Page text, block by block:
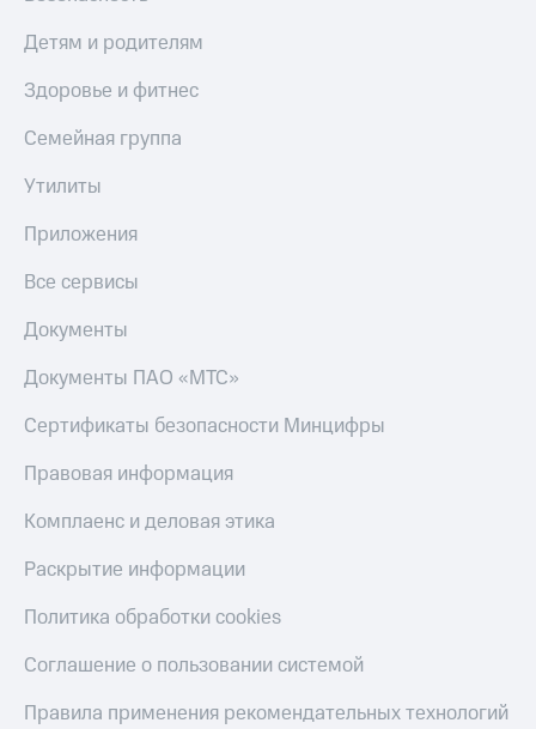
Детям и родителям
Здоровье и фитнес
Семейная группа
Утилиты
Приложения
Все сервисы
Документы
Документы ПАО «МТС»
Сертификаты безопасности Минцифры
Правовая информация
Комплаенс и деловая этика
Раскрытие информации
Политика обработки cookies
Соглашение о пользовании системой
Правила применения рекомендательных технологий